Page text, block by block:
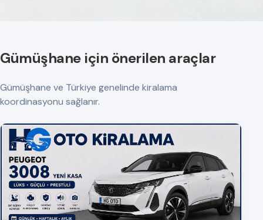
Gümüşhane için önerilen araçlar
Gümüşhane ve Türkiye genelinde kiralama
koordinasyonu sağlanır.